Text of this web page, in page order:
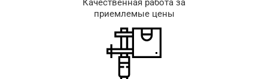
Качественная работа за
приемлемые цены